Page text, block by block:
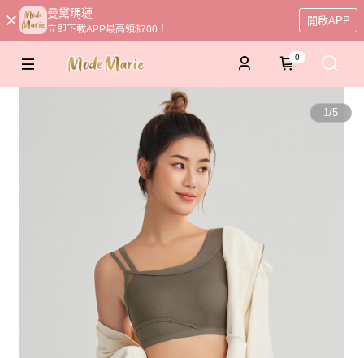
曼黛瑪璉
立即下載APP最高領$700！
開啟APP
0
1/5